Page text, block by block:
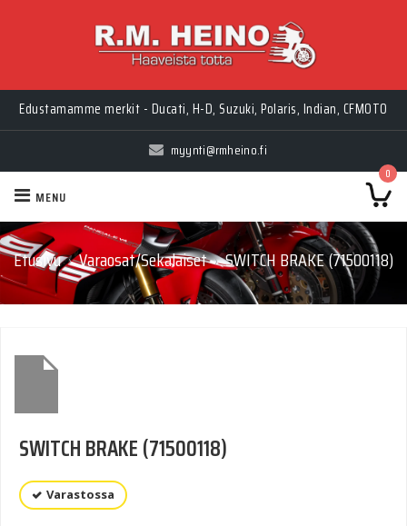
Edustamamme merkit - Ducati, H-D, Suzuki, Polaris, Indian, CFMOTO
myynti@rmheino.fi
0
MENU
Etusivu › Varaosat/Sekalaiset › SWITCH BRAKE (71500118)
SWITCH BRAKE (71500118)
Varastossa